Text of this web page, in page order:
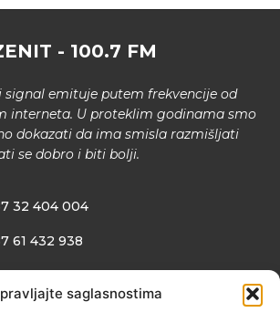
saglasnostima
- 100.7 FM
signal emituje putem frekvencije od
interneta. U proteklim godinama smo
dokazati da ima smisla razmišljati
se dobro i biti bolji.
32 404 004
61 432 938